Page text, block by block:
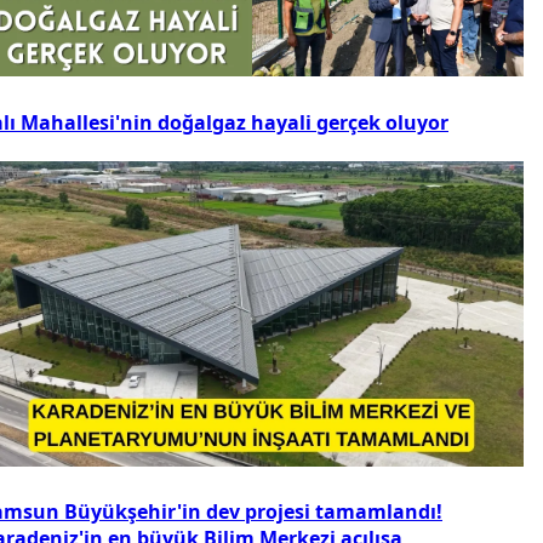
Mahallesi'nin doğalgaz hayali gerçek oluyor
Büyükşehir'in dev projesi tamamlandı!